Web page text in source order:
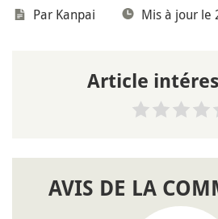
Par Kanpai Mis à jour le
Article
AVIS DE LA